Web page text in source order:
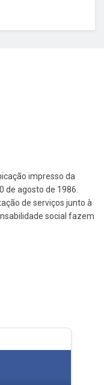
impresso da
de agosto de 1986.
de serviços junto à
social fazem